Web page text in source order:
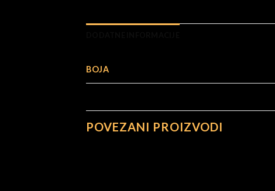
BOJA
POVEZANI PROIZVODI